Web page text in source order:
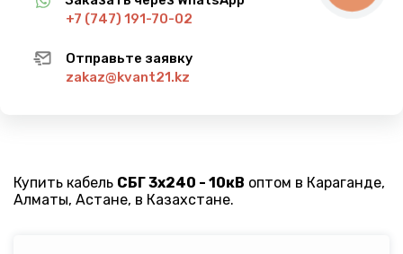
+7 (747) 191-70-02
Отправьте заявку
zakaz@kvant21.kz
Купить кабель СБГ 3х240 - 10кВ оптом в Караганде,
Алматы, Астане, в Казахстане.